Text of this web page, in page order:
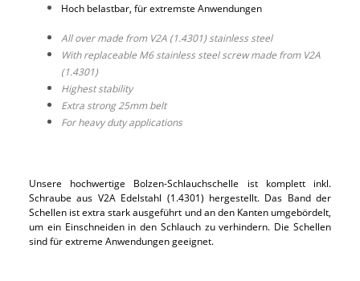
Hoch belastbar, für extremste Anwendungen
All over made from V2A (1.4301) stainless steel
With replaceable M6 stainless steel screw made from V2A
(1.4301)
Highest stability
Extra strong 25mm belt
For heavy duty applications
Unsere hochwertige Bolzen-Schlauchschelle ist komplett inkl.
Schraube aus V2A Edelstahl (1.4301) hergestellt. Das Band der
Schellen ist extra stark ausgeführt und an den Kanten umgebördelt,
um ein Einschneiden in den Schlauch zu verhindern. Die Schellen
sind für extreme Anwendungen geeignet.